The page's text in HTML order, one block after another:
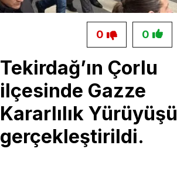
0
0
Tekirdağ’ın Çorlu
ilçesinde Gazze
Kararlılık Yürüyüşü
gerçekleştirildi.